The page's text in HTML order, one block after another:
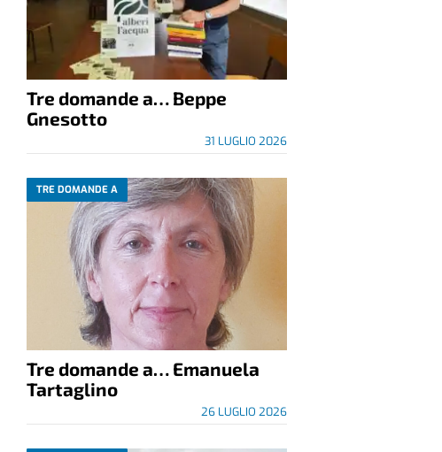
Tre domande a… Beppe
Gnesotto
31 LUGLIO 2026
TRE DOMANDE A
Tre domande a… Emanuela
Tartaglino
26 LUGLIO 2026